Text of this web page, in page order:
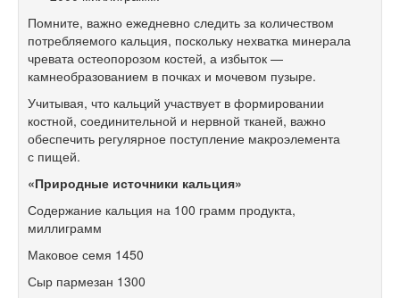
Помните, важно ежедневно следить за количеством
потребляемого кальция, поскольку нехватка минерала
чревата остеопорозом костей, а избыток —
камнеобразованием в почках и мочевом пузыре.
Учитывая, что кальций участвует в формировании
костной, соединительной и нервной тканей, важно
обеспечить регулярное поступление макроэлемента
с пищей.
«Природные источники кальция»
Содержание кальция на 100 грамм продукта,
миллиграмм
Маковое семя 1450
Сыр пармезан 1300